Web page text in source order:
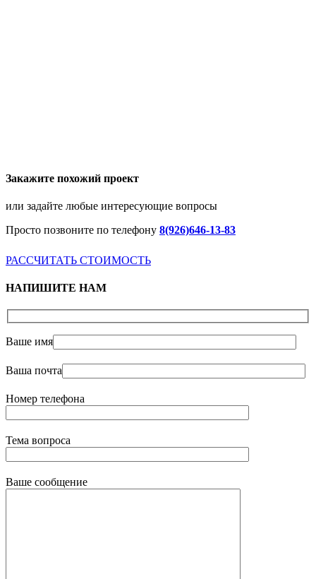
Закажите похожий проект
или задайте любые интересующие вопросы
Просто позвоните по телефону 8(926)646-13-83
РАССЧИТАТЬ СТОИМОСТЬ
НАПИШИТЕ НАМ
Ваше имя
Ваша почта
Номер телефона
Тема вопроса
Ваше сообщение